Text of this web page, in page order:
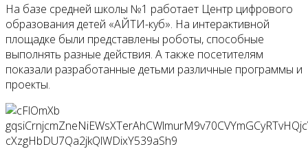
На базе средней школы №1 работает Центр цифрового
образования детей «АЙТИ-куб». На интерактивной
площадке были представлены роботы, способные
выполнять разные действия. А также посетителям
показали разработанные детьми различные программы и
проекты.